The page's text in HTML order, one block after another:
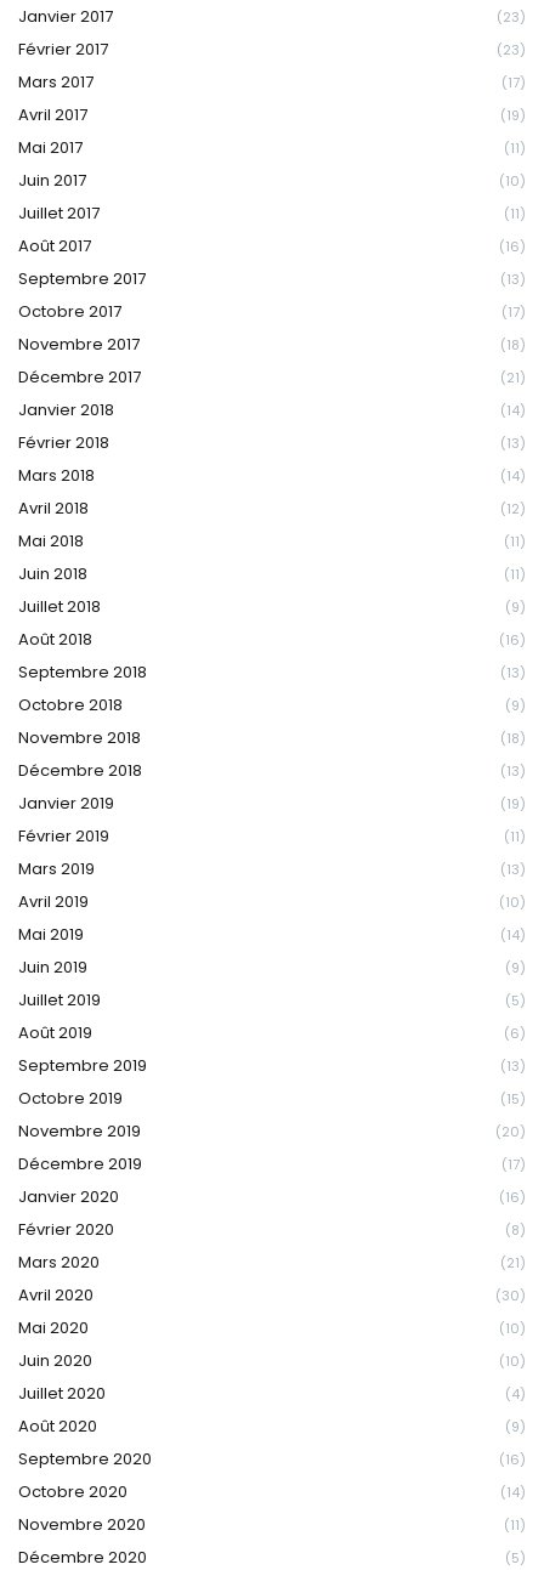
Janvier 2017 (23)
Février 2017 (23)
Mars 2017 (17)
Avril 2017 (19)
Mai 2017 (11)
Juin 2017 (10)
Juillet 2017 (11)
Août 2017 (16)
Septembre 2017 (13)
Octobre 2017 (17)
Novembre 2017 (18)
Décembre 2017 (21)
Janvier 2018 (14)
Février 2018 (13)
Mars 2018 (14)
Avril 2018 (12)
Mai 2018 (11)
Juin 2018 (11)
Juillet 2018 (9)
Août 2018 (16)
Septembre 2018 (13)
Octobre 2018 (9)
Novembre 2018 (18)
Décembre 2018 (13)
Janvier 2019 (19)
Février 2019 (11)
Mars 2019 (13)
Avril 2019 (10)
Mai 2019 (14)
Juin 2019 (9)
Juillet 2019 (5)
Août 2019 (6)
Septembre 2019 (13)
Octobre 2019 (15)
Novembre 2019 (20)
Décembre 2019 (17)
Janvier 2020 (16)
Février 2020 (8)
Mars 2020 (21)
Avril 2020 (30)
Mai 2020 (10)
Juin 2020 (10)
Juillet 2020 (4)
Août 2020 (9)
Septembre 2020 (16)
Octobre 2020 (14)
Novembre 2020 (11)
Décembre 2020 (5)